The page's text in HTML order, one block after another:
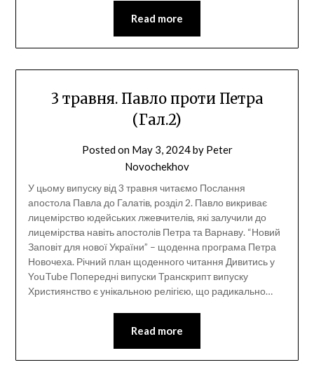
Read more
3 травня. Павло проти Петра
(Гал.2)
Posted on May 3, 2024by Peter
Novochekhov
У цьому випуску від 3 травня читаємо Послання
апостола Павла до Галатів, розділ 2. Павло викриває
лицемірство юдейських лжевчителів, які залучили до
лицемірства навіть апостолів Петра та Варнаву. “Новий
Заповіт для нової України” – щоденна програма Петра
Новочеха. Річний план щоденного читання Дивитись у
YouTube Попередні випуски Транскрипт випуску
Християнство є унікальною релігією, що радикально…
Read more